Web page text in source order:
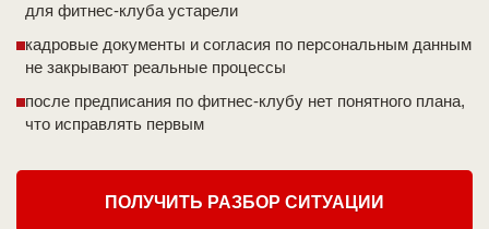
для фитнес-клуба устарели
кадровые документы и согласия по персональным данным
не закрывают реальные процессы
после предписания по фитнес-клубу нет понятного плана,
что исправлять первым
ПОЛУЧИТЬ РАЗБОР СИТУАЦИИ